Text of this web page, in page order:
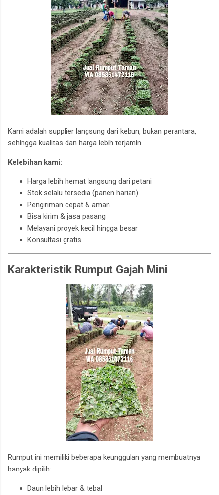
Kami adalah supplier langsung dari kebun, bukan perantara,
sehingga kualitas dan harga lebih terjamin.
Kelebihan kami:
Harga lebih hemat langsung dari petani
Stok selalu tersedia (panen harian)
Pengiriman cepat & aman
Bisa kirim & jasa pasang
Melayani proyek kecil hingga besar
Konsultasi gratis
Karakteristik Rumput Gajah Mini
Rumput ini memiliki beberapa keunggulan yang membuatnya
banyak dipilih:
Daun lebih lebar & tebal